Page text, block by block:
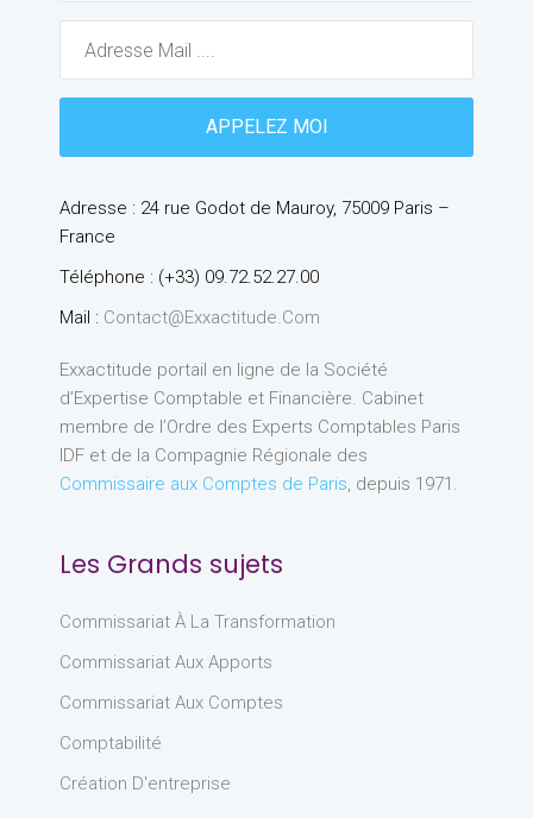
Adresse : 24 rue Godot de Mauroy, 75009 Paris –
France
Téléphone : (+33) 09.72.52.27.00
Mail : Contact@exxactitude.com
Exxactitude portail en ligne de la Société
d’Expertise Comptable et Financière. Cabinet
membre de l’Ordre des Experts Comptables Paris
IDF et de la Compagnie Régionale des
Commissaire aux Comptes de Paris, depuis 1971.
Les Grands sujets
Commissariat À La Transformation
Commissariat Aux Apports
Commissariat Aux Comptes
Comptabilité
Création D'entreprise